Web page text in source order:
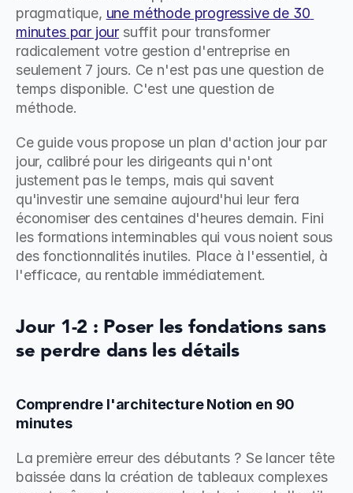
pragmatique, une méthode progressive de 30
minutes par jour suffit pour transformer
radicalement votre gestion d'entreprise en
seulement 7 jours. Ce n'est pas une question de
temps disponible. C'est une question de
méthode.
Ce guide vous propose un plan d'action jour par
jour, calibré pour les dirigeants qui n'ont
justement pas le temps, mais qui savent
qu'investir une semaine aujourd'hui leur fera
économiser des centaines d'heures demain. Fini
les formations interminables qui vous noient sous
des fonctionnalités inutiles. Place à l'essentiel, à
l'efficace, au rentable immédiatement.
Jour 1-2 : Poser les fondations sans
se perdre dans les détails
Comprendre l'architecture Notion en 90
minutes
La première erreur des débutants ? Se lancer tête
baissée dans la création de tableaux complexes